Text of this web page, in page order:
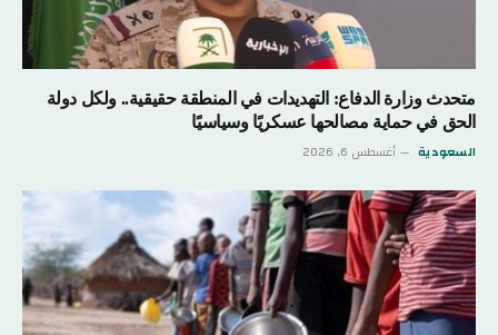
متحدث وزارة الدفاع: التهديدات في المنطقة حقيقية.. ولكل دولة
الحق في حماية مصالحها عسكريًا وسياسيًا
السعودية أغسطس 6, 2026